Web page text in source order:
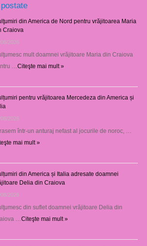
din America de Nord pentru vrăjitoarea Maria
Craiova
2026
mult doamnei vrăjitoare Maria din Craiova
… Citeşte mai mult »
pentru vrăjitoarea Mercedeza din America și
2026
într-un anturaj nefast al jocurile de noroc, …
mai mult »
din America și Italia adresate doamnei
Delia din Craiova
2026
din suflet doamnei vrăjitoare Delia din
… Citeşte mai mult »